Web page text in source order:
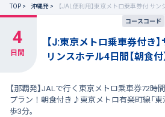
TOP 沖縄発
【JAL便利用】東京メトロ乗車券付 サ
コースコード
【J:東京メトロ乗車券付き
リンスホテル4日間【朝食付
【那覇発】JALで行く東京メトロ乗車券72時
プラン！朝食付き♪東京メトロ有楽町線「東
歩3分。